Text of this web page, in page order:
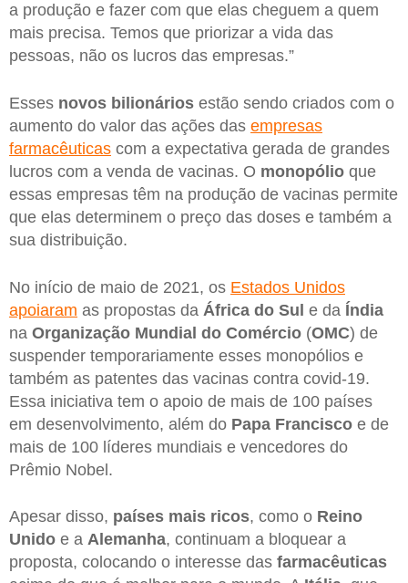
a produção e fazer com que elas cheguem a quem
mais precisa. Temos que priorizar a vida das
pessoas, não os lucros das empresas.”
Esses novos bilionários estão sendo criados com o
aumento do valor das ações das empresas
farmacêuticas com a expectativa gerada de grandes
lucros com a venda de vacinas. O monopólio que
essas empresas têm na produção de vacinas permite
que elas determinem o preço das doses e também a
sua distribuição.
No início de maio de 2021, os Estados Unidos
apoiaram as propostas da África do Sul e da Índia
na Organização Mundial do Comércio (OMC) de
suspender temporariamente esses monopólios e
também as patentes das vacinas contra covid-19.
Essa iniciativa tem o apoio de mais de 100 países
em desenvolvimento, além do Papa Francisco e de
mais de 100 líderes mundiais e vencedores do
Prêmio Nobel.
Apesar disso, países mais ricos, como o Reino
Unido e a Alemanha, continuam a bloquear a
proposta, colocando o interesse das farmacêuticas